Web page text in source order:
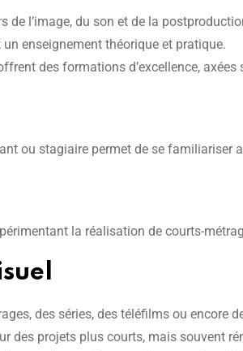
de l’image, du son et de la
enseignement théorique et pratique.
des formations d’excellence, axées
ou stagiaire permet de se familiariser
la réalisation de courts-
des séries, des téléfilms ou encore
des projets plus courts, mais souvent